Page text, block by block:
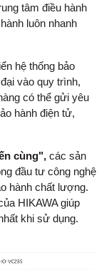
tâm điều hành
luôn nhanh
hệ thống bảo
vào quy trình,
có thể gửi yêu
hành điện tử,
cùng", các sản
đầu tư công nghệ
hành chất lượng.
HIKAWA giúp
khi sử dụng.